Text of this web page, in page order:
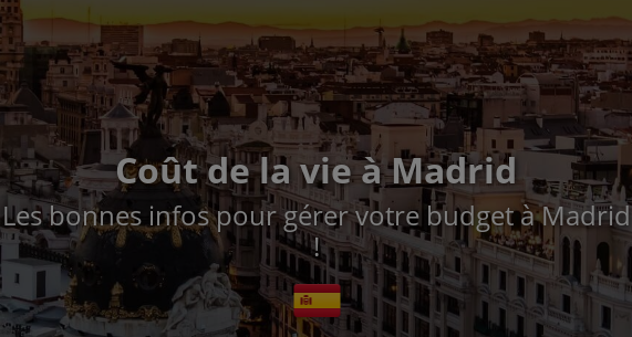
Coût de la vie à Madrid
Les bonnes infos pour gérer votre budget à Madrid
!